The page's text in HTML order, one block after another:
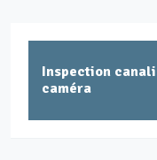
Inspection
caméra